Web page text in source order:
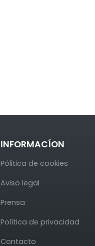
INFORMACÍON
Pólitica de cookies
Aviso legal
Prensa
Política de privacidad
Contacto